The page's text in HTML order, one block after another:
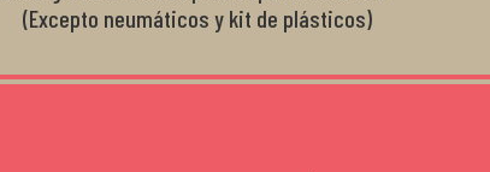
(Excepto neumáticos y kit de plásticos)